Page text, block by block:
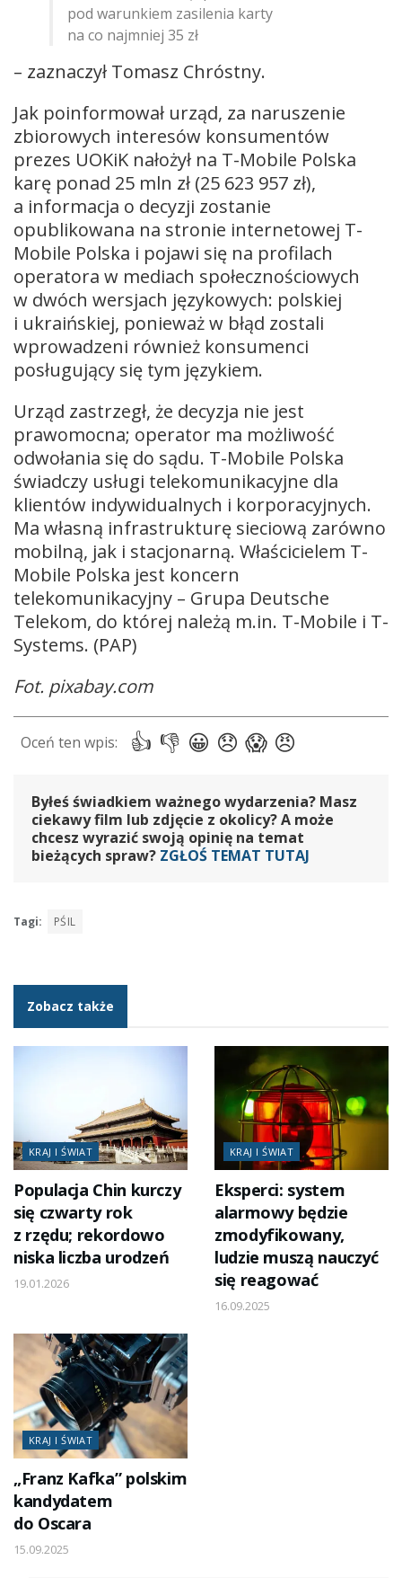
pod warunkiem zasilenia karty
na co najmniej 35 zł
– zaznaczył Tomasz Chróstny.
Jak poinformował urząd, za naruszenie
zbiorowych interesów konsumentów
prezes UOKiK nałożył na T-Mobile Polska
karę ponad 25 mln zł (25 623 957 zł),
a informacja o decyzji zostanie
opublikowana na stronie internetowej T-
Mobile Polska i pojawi się na profilach
operatora w mediach społecznościowych
w dwóch wersjach językowych: polskiej
i ukraińskiej, ponieważ w błąd zostali
wprowadzeni również konsumenci
posługujący się tym językiem.
Urząd zastrzegł, że decyzja nie jest
prawomocna; operator ma możliwość
odwołania się do sądu. T-Mobile Polska
świadczy usługi telekomunikacyjne dla
klientów indywidualnych i korporacyjnych.
Ma własną infrastrukturę sieciową zarówno
mobilną, jak i stacjonarną. Właścicielem T-
Mobile Polska jest koncern
telekomunikacyjny – Grupa Deutsche
Telekom, do której należą m.in. T-Mobile i T-
Systems. (PAP)
Fot. pixabay.com
Byłeś świadkiem ważnego wydarzenia? Masz
ciekawy film lub zdjęcie z okolicy? A może
chcesz wyrazić swoją opinię na temat
bieżących spraw? ZGŁOŚ TEMAT TUTAJ
Tagi: PŚIL
Zobacz także
KRAJ I ŚWIAT
Populacja Chin kurczy
się czwarty rok
z rzędu; rekordowo
niska liczba urodzeń
19.01.2026
KRAJ I ŚWIAT
Eksperci: system
alarmowy będzie
zmodyfikowany,
ludzie muszą nauczyć
się reagować
16.09.2025
KRAJ I ŚWIAT
„Franz Kafka” polskim
kandydatem
do Oscara
15.09.2025